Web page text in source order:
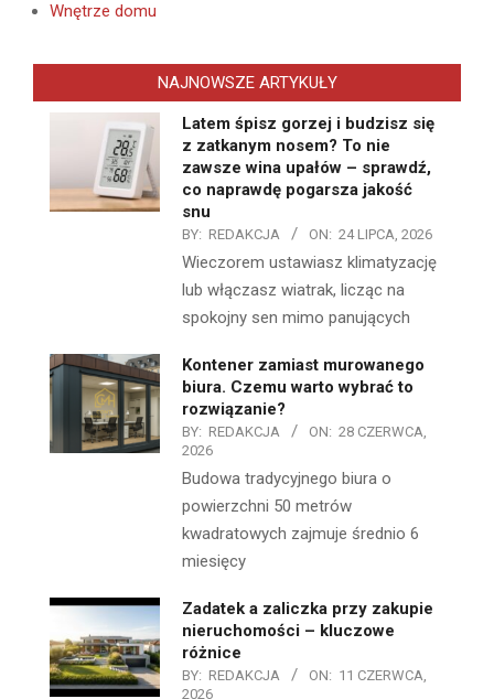
Wnętrze domu
NAJNOWSZE ARTYKUŁY
Latem śpisz gorzej i budzisz się
z zatkanym nosem? To nie
zawsze wina upałów – sprawdź,
co naprawdę pogarsza jakość
snu
BY: REDAKCJA ON: 24 LIPCA, 2026
Wieczorem ustawiasz klimatyzację
lub włączasz wiatrak, licząc na
spokojny sen mimo panujących
Kontener zamiast murowanego
biura. Czemu warto wybrać to
rozwiązanie?
BY: REDAKCJA ON: 28 CZERWCA,
2026
Budowa tradycyjnego biura o
powierzchni 50 metrów
kwadratowych zajmuje średnio 6
miesięcy
Zadatek a zaliczka przy zakupie
nieruchomości – kluczowe
różnice
BY: REDAKCJA ON: 11 CZERWCA,
2026